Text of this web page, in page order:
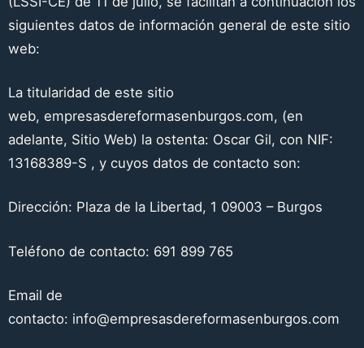
siguientes datos de información general de este sitio
web:
La titularidad de este sitio
web, empresasdereformasenburgos.com, (en
adelante, Sitio Web) la ostenta: Oscar Gil, con NIF:
13168389-S , y cuyos datos de contacto son:
Dirección: Plaza de la Libertad, 1 09003 – Burgos
Teléfono de contacto: 691 899 765
Email de
contacto: info@empresasdereformasenburgos.com